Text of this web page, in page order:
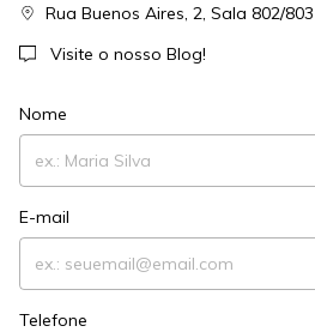
Rua Buenos Aires, 2, Sala 802/
Visite o nosso Blog!
Nome
E-mail
Telefone